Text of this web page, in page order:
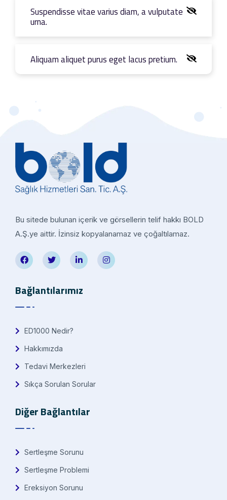
Suspendisse vitae varius diam, a vulputate
urna.
Aliquam aliquet purus eget lacus pretium.
Bu sitede bulunan içerik ve görsellerin telif hakkı BOLD
A.Ş.ye aittir. İzinsiz kopyalanamaz ve çoğaltılamaz.
Bağlantılarımız
ED1000 Nedir?
Hakkımızda
Tedavi Merkezleri
Sıkça Sorulan Sorular
Diğer Bağlantılar
Sertleşme Sorunu
Sertleşme Problemi
Ereksiyon Sorunu